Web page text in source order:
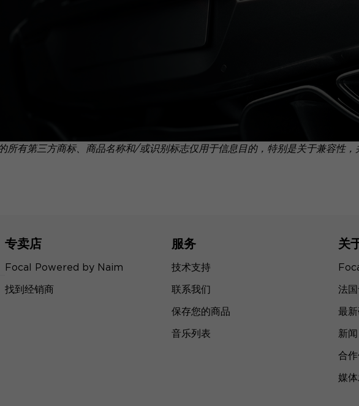
所有第三方商标、商品名称和/或识别标志仅用于信息目的，特别是关于兼容性，
专卖店
Focal Powered by Naim
找到经销商
服务
技术支持
联系我们
保存您的商品
音乐列表
关
法
最
新闻
合
媒